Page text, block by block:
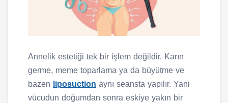
Annelik estetiği tek bir işlem değildir. Karın
germe, meme toparlama ya da büyütme ve
bazen
liposuction aynı seansta yapılır. Yani
vücudun doğumdan sonra eskiye yakın bir